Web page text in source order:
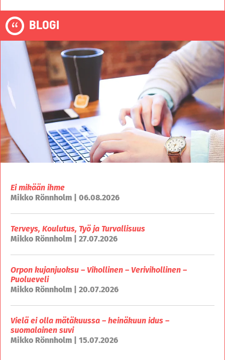
BLOGI
Ei mikään ihme
Mikko Rönnholm | 06.08.2026
Terveys, Koulutus, Työ ja Turvallisuus
Mikko Rönnholm | 27.07.2026
Orpon kujanjuoksu – Vihollinen – Verivihollinen –
Puolueveli
Mikko Rönnholm | 20.07.2026
Vielä ei olla mätäkuussa – heinäkuun idus –
suomalainen suvi
Mikko Rönnholm | 15.07.2026